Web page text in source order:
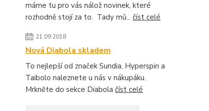
máme tu pro vás nálož novinek, které
rozhodně stojí za to. Tady mů... číst celé
21.09.2018
Nová Diabola skladem
To nejlepší od značek Sundia, Hyperspin a
Taibolo naleznete u nás v nákupáku.
Mrkněte do sekce Diabola číst celé